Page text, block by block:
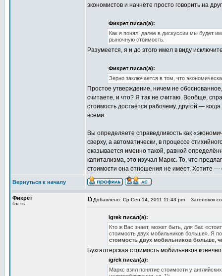
экономистов и начнёте просто говорить на
Фикрет писал(а):
Как я понял, далее в дискуссии мы будет
рыночную стоимость.
Разумеется, я и до этого имел в виду
Фикрет писал(а):
Зерно заключается в том, что
Простое утверждение, ничем не
считаете, и что? Я так не считаю. Вообще,
стоимость достаётся рабочему, другой —
всеми.
Вы определяете справедливость как
сверху, а автоматически, в процессе
оказывается именно такой, равной
капитализма, это изучал Маркс. То, что
стоимости она отношения не имеет. Хотите —
Вернуться к началу
Фикрет
Гость
Добавлено: Ср Сен 14, 2011 11:43 pm Заголовок
igrek писал(а):
Кто ж Вас знает, может быть, для Вас
стоимость двух мобильников больше». Я
стоимость двух мобильников больше,
Бухгалтерская стоимость мобильников
igrek писал(а):
Маркс взял понятие стоимости у